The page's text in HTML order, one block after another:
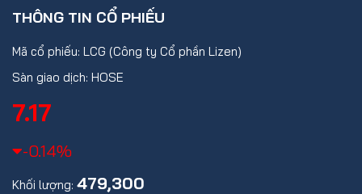
THÔNG TIN CỔ PHIẾU
Mã cổ phiếu: LCG (Công ty Cổ phần Lizen)
Sàn giao dịch: HOSE
7.17
-0.14%
Khối lượng: 479,300